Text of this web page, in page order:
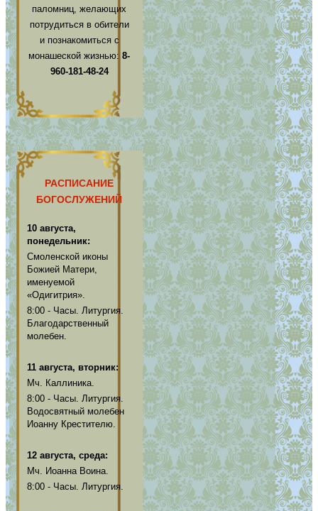
паломниц, желающих
потрудиться в обители
и познакомиться с
монашеской жизнью:8-
960-181-48-24
РАСПИСАНИЕ
БОГОСЛУЖЕНИЙ
10 августа,
понедельник:
Смоленской иконы
Божией Матери,
именуемой
«Одигитрия».
8:00 - Часы. Литургия.
Благодарственный
молебен.
11 августа, вторник:
Мч. Каллиника.
8:00 - Часы. Литургия.
Водосвятный молебен
Иоанну Крестителю.
12 августа, среда:
Мч. Иоанна Воина.
8:00 - Часы. Литургия.